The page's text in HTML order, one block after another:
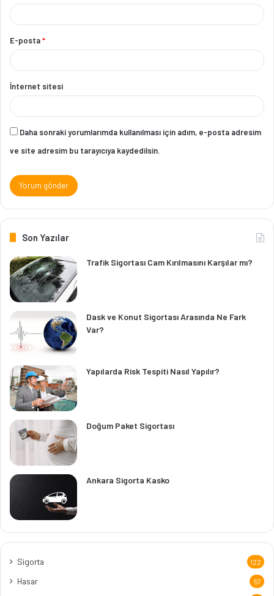
E-posta*
İnternet sitesi
Daha sonraki yorumlarımda kullanılması için adım, e-posta adresim
ve site adresim bu tarayıcıya kaydedilsin.
Son Yazılar
Trafik Sigortası Cam Kırılmasını Karşılar mı?
Dask ve Konut Sigortası Arasında Ne Fark
Var?
Yapılarda Risk Tespiti Nasıl Yapılır?
Doğum Paket Sigortası
Ankara Sigorta Kasko
Sigorta 122
Hasar 57